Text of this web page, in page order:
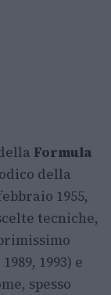
Formula
della
1955,
tecniche,
1993) e
spesso